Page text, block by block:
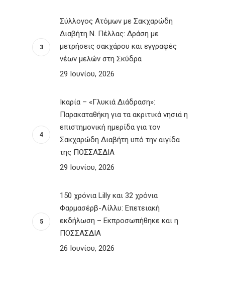
Σύλλογος Ατόμων με Σακχαρώδη
Διαβήτη Ν. Πέλλας: Δράση με
μετρήσεις σακχάρου και εγγραφές
νέων μελών στη Σκύδρα
29 Ιουνίου, 2026
Ικαρία – «Γλυκιά Διάδραση»:
Παρακαταθήκη για τα ακριτικά νησιά η
επιστημονική ημερίδα για τον
Σακχαρώδη Διαβήτη υπό την αιγίδα
της ΠΟΣΣΑΣΔΙΑ
29 Ιουνίου, 2026
150 χρόνια Lilly και 32 χρόνια
Φαρμασέρβ-Λίλλυ: Eπετειακή
εκδήλωση – Εκπροσωπήθηκε και η
ΠΟΣΣΑΣΔΙΑ
26 Ιουνίου, 2026